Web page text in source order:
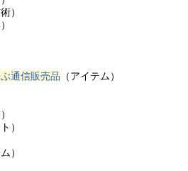
）
通信販売品 （アイテム）
）
）